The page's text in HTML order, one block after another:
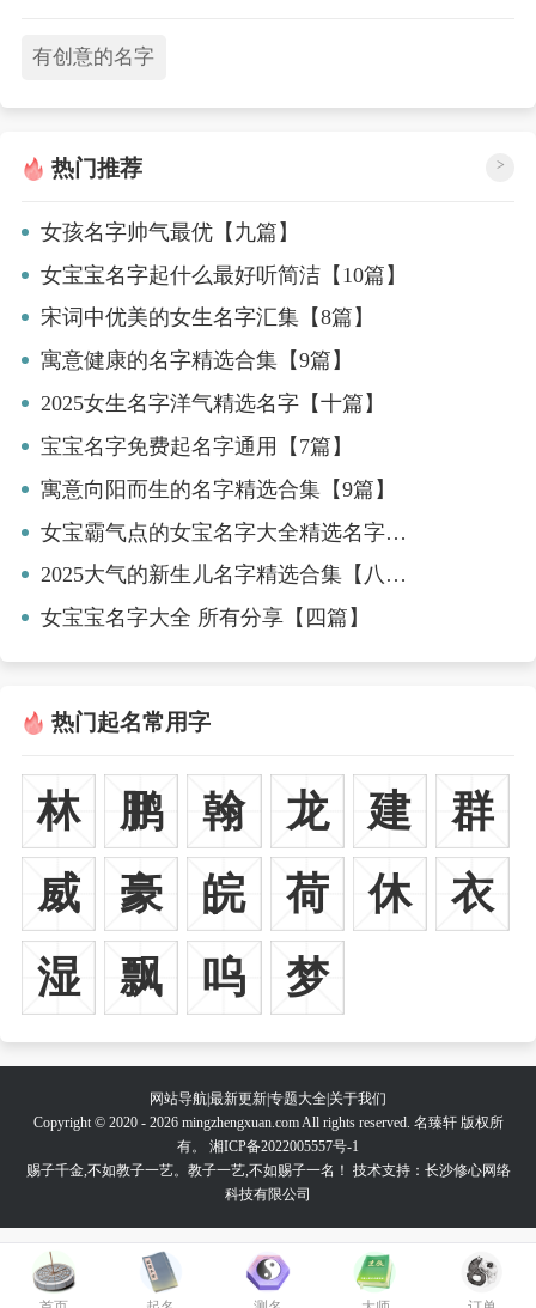
有创意的名字
热门推荐 >
女孩名字帅气最优【九篇】
女宝宝名字起什么最好听简洁【10篇】
宋词中优美的女生名字汇集【8篇】
寓意健康的名字精选合集【9篇】
2025女生名字洋气精选名字【十篇】
宝宝名字免费起名字通用【7篇】
寓意向阳而生的名字精选合集【9篇】
女宝霸气点的女宝名字大全精选名字【三篇】
2025大气的新生儿名字精选合集【八篇】
女宝宝名字大全 所有分享【四篇】
热门起名常用字
林 鹏 翰 龙 建
群
威
豪 皖 荷 休
衣
湿
飘 呜 梦
网站导航最新更新专题大全 关于我们
Copyright © 2020 - 2026 mingzhengxuan.com All rights reserved. 名臻轩 版权所
有。 湘ICP备2022005557号-1
赐子千金,不如教子一艺。教子一艺,不如赐子一名！ 技术支持：长沙修心网络
科技有限公司